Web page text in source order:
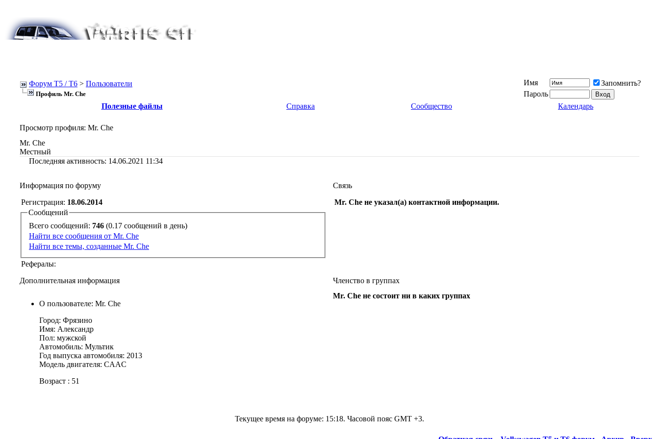
Форум Т5 / T6 > Пользователи
Профиль Mr. Che
Имя
Запомнить?
Пароль
Полезные файлы
Справка Сообщество Календарь
Просмотр профиля: Mr. Che
Mr. Che
Местный
Последняя активность: 14.06.2021 11:34
Информация по форуму
Связь
Регистрация: 18.06.2014
Сообщений
Всего сообщений: 746
(0.17 сообщений в день)
Найти все сообщения от Mr. Che
Найти все темы, созданные Mr. Che
Рефералы:
Mr. Che не указал(а) контактной информации.
Дополнительная информация Членство в группах
О пользователе: Mr. Che
Город: Фрязино
Имя: Александр
Пол: мужской
Автомобиль: Мультик
Год выпуска автомобиля: 2013
Модель двигателя: CAAC
Возраст : 51
Mr. Che не состоит ни в каких группах
Текущее время на форуме: 15:18. Часовой пояс GMT +3.